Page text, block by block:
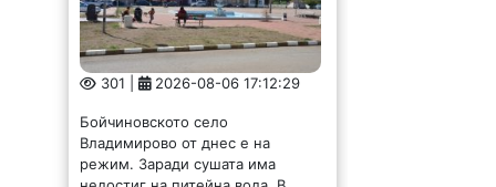
Владимирово от днес е на
режим. Заради сушата има
недостиг на питейна вода. В
долната част на населеното
място ще има вода през деня от
8 до 12 часа,...